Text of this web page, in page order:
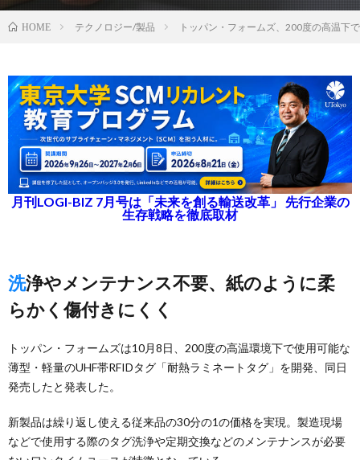
HOME テクノロジー/製品 トッパン・フォームズ、200度の高温下
月刊LOGI-BIZ 7月号は「未来を創る輸送改革」 先行企業の
生存戦略を徹底取材
洗浄やメンテナンス不要、紙のように柔
らかく傷付きにくく
トッパン・フォームズは10月8日、200度の高温環境下で使用可能な
薄型・軽量のUHF帯RFIDタグ「耐熱ラミネートタグ」を開発、同日
発売したと発表した。
新製品は繰り返し使える従来品の30分の1の価格を実現。製造現場
などで使用する際のタグ洗浄や定期交換などのメンテナンスが必要